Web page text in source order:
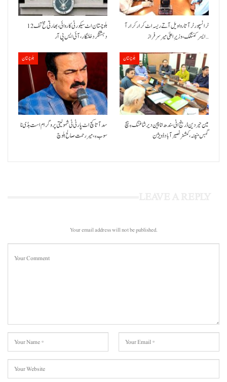
بلوچستان اٹ سیکورٹی کاروائی، بھارتی مخ تف 12
دہشتگرد خلنگار،آئی ایس پی آر
ٹرانسپورٹر آتا روا ویل آتے ریسہ اٹ کرار کرار آ
ایسر کننگک ،وزیرِ اعلیٰ میر سرفراز…
بلوچستان
سد آتا کچ اٹ پارٹی ٹی شمولیتی پروگرام است بڈی نا
سوب ءِ،میر رحمت صالح بلوچ
بلوچستان
مین حیردین ڈرینج اٹی سندھ انا پین دیر شاغنگ ءِ ہچ
گہس منپنہ،کمشنر نصیرآباد ڈویژن
Your email address will not be published.